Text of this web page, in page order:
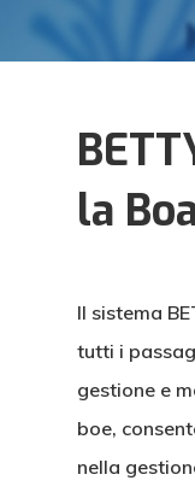
la
Il sistema
tutti i
gestione e
boe,
nella